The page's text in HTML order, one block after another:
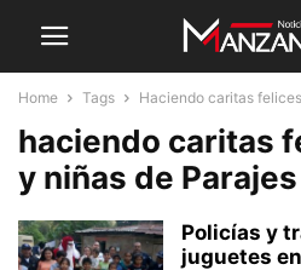
Home Tags Haciendo caritas
haciendo caritas
y niñas de Parajes
Policías y
juguetes